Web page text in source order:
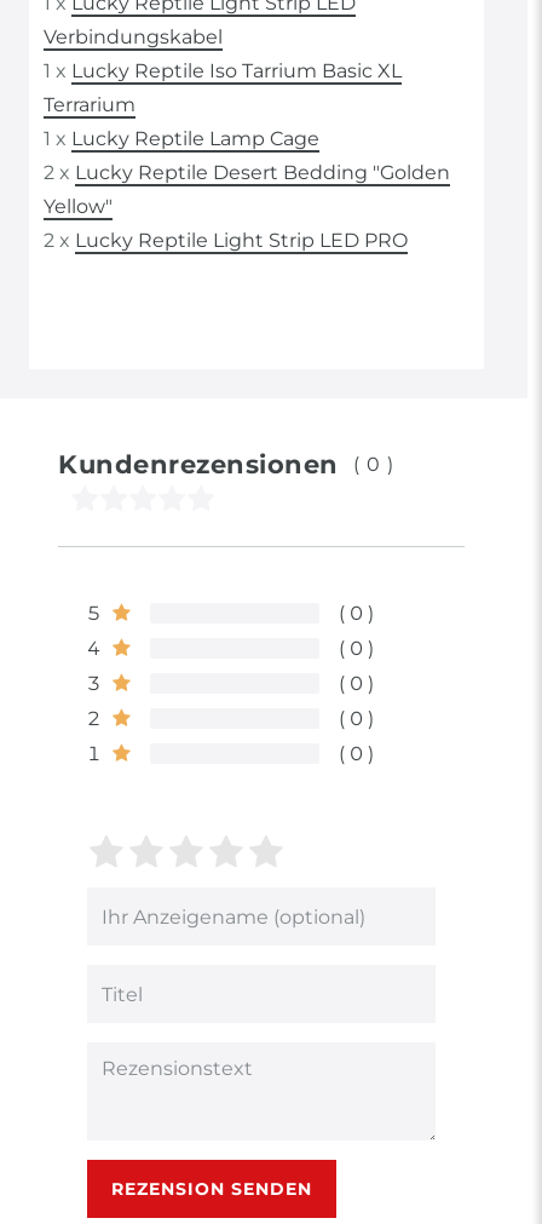
Verbindungskabel
1 x Lucky Reptile Iso Tarrium Basic XL
Terrarium
1 x Lucky Reptile Lamp Cage
2 x Lucky Reptile Desert Bedding "Golden
Yellow"
2 x Lucky Reptile Light Strip LED PRO
Kundenrezensionen (0)
5
0
4
0
3
0
2
0
1
0
Bewertungssterne
von
4
von
3
2
von
1
von
Bewertungssternen
Anzeigename
Rezensionstext
REZENSION SENDEN